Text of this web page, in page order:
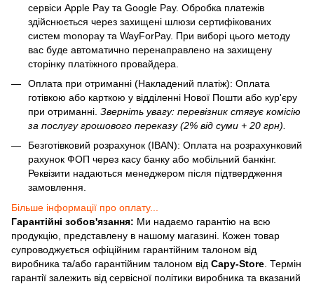
сервіси Apple Pay та Google Pay. Обробка платежів
здійснюється через захищені шлюзи сертифікованих
систем monopay та WayForPay. При виборі цього методу
вас буде автоматично перенаправлено на захищену
сторінку платіжного провайдера.
Оплата при отриманні (Накладений платіж): Оплата
готівкою або карткою у відділенні Нової Пошти або кур'єру
при отриманні. Зверніть увагу: перевізник стягує комісію
за послугу грошового переказу (2% від суми + 20 грн).
Безготівковий розрахунок (IBAN): Оплата на розрахунковий
рахунок ФОП через касу банку або мобільний банкінг.
Реквізити надаються менеджером після підтвердження
замовлення.
Більше інформації про оплату...
Гарантійні зобов'язання: Ми надаємо гарантію на всю
продукцію, представлену в нашому магазині. Кожен товар
супроводжується офіційним гарантійним талоном від
виробника та/або гарантійним талоном від Capy-Store . Термін
гарантії залежить від сервісної політики виробника та вказаний